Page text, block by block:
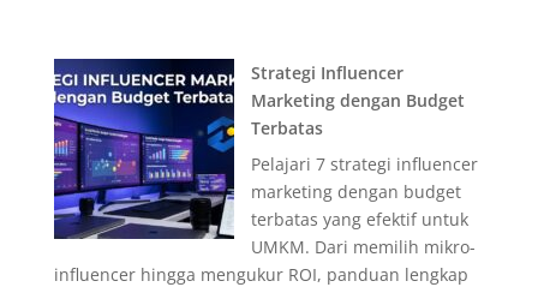
Strategi Influencer
Marketing dengan Budget
Terbatas
Pelajari 7 strategi influencer
marketing dengan budget
terbatas yang efektif untuk
UMKM. Dari memilih mikro-
influencer hingga mengukur ROI, panduan lengkap